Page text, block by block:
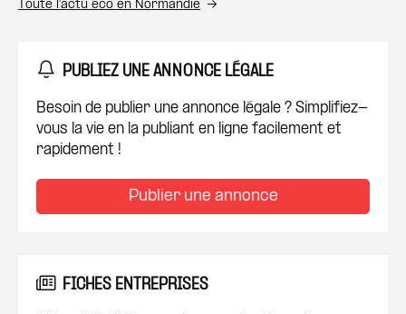
Toute l’actu éco en Normandie
PUBLIEZ UNE ANNONCE LÉGALE
Besoin de publier une annonce légale ? Simplifiez-
vous la vie en la publiant en ligne facilement et
rapidement !
Publier une annonce
FICHES ENTREPRISES